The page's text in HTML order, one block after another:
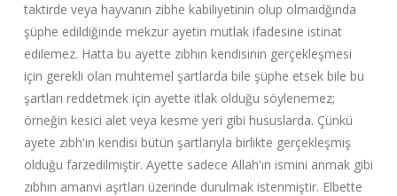
taktirde veya hayvanın zibhe kabiliyetinin olup olmaıdğında
şüphe edildiğinde mekzur ayetin mutlak ifadesine istinat
edilemez. Hatta bu ayette zıbhın kendisinin gerçekleşmesi
için gerekli olan muhtemel şartlarda bile şüphe etsek bile bu
şartları reddetmek için ayette itlak olduğu söylenemez;
örneğin kesici alet veya kesme yeri gibi hususlarda. Çünkü
ayete zıbh'ın kendisi bütün şartlarıyla birlikte gerçekleşmiş
olduğu farzedilmiştir. Ayette sadece Allah'ın ismini anmak gibi
zıbhın amanvi aşrtları üzerinde durulmak istenmiştir. Elbette